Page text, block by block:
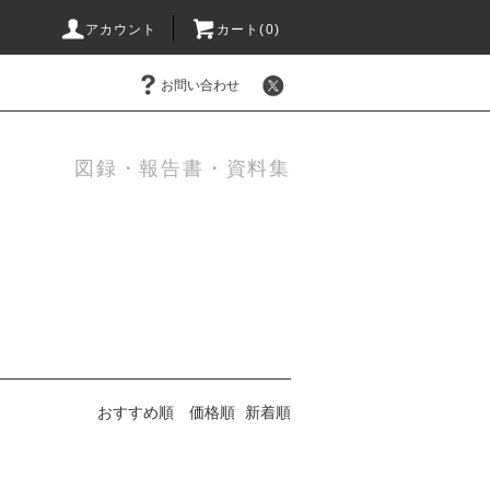
アカウント カート(0)
お問い合わせ
図録・報告書・資料集
おすすめ順 価格順 新着順